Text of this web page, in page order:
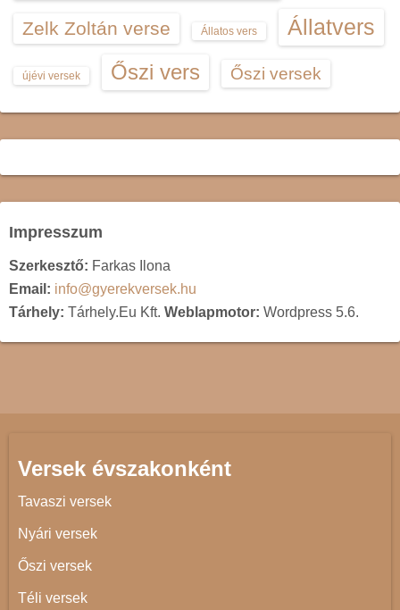
Zelk Zoltán verse Állatos vers Állatvers
újévi versek Őszi vers Őszi versek
Impresszum
Szerkesztő: Farkas Ilona
Email: info@gyerekversek.hu
Tárhely: Tárhely.Eu Kft. Weblapmotor: Wordpress 5.6.
Versek évszakonként
Tavaszi versek
Nyári versek
Őszi versek
Téli versek